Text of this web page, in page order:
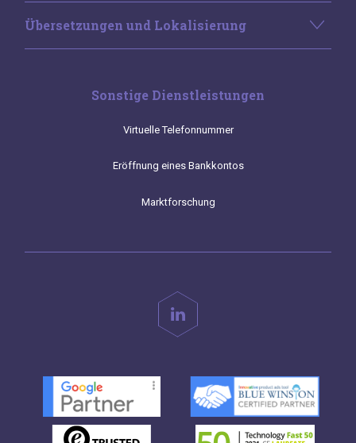
Übersetzungen und Lokalisierung
Sonstige Dienstleistungen
Virtuelle Telefonnummer
Eröffnung eines Bankkontos
Marktforschung